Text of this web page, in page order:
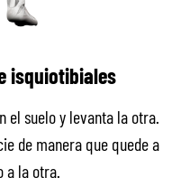
isquiotibiales
el suelo y levanta la otra.
de manera que quede a
a la otra.